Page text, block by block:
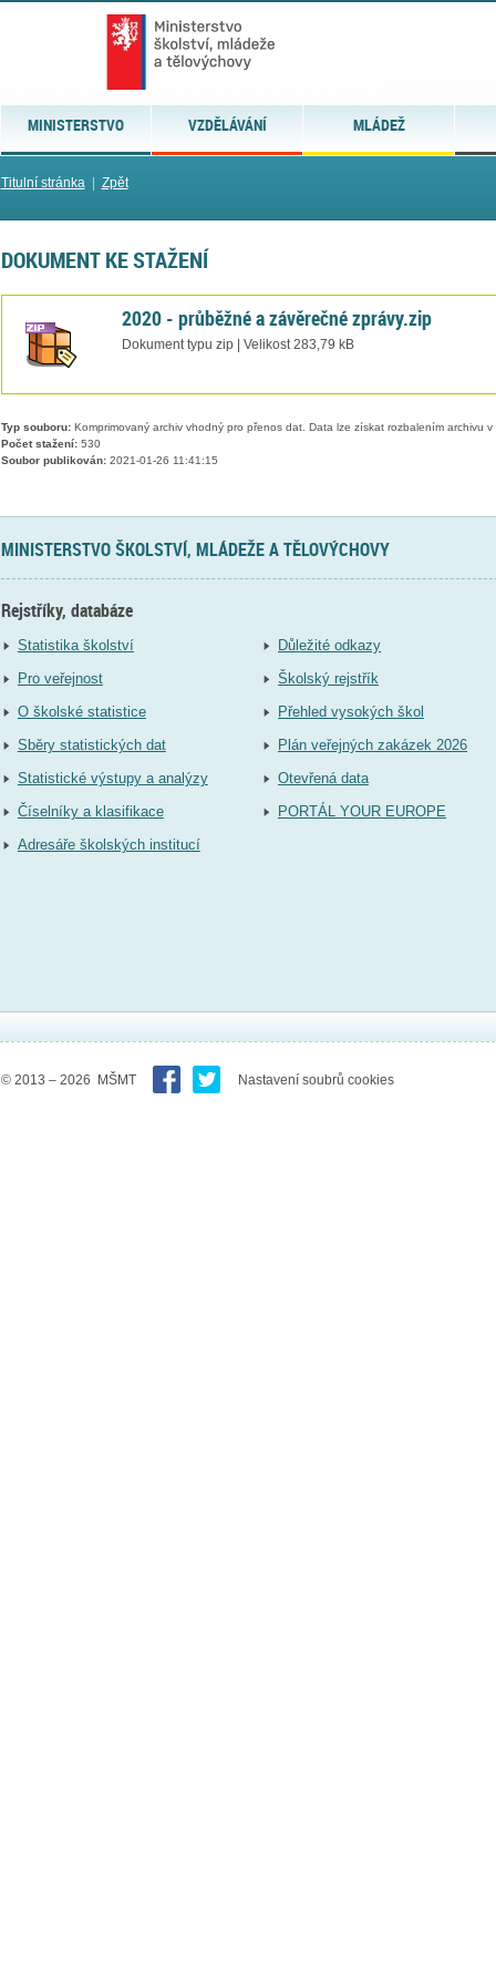
MINISTERSTVO VZDĚLÁVÁNÍ MLÁDEŽ
Titulní stránka| Zpět
DOKUMENT KE STAŽENÍ
2020 - průběžné a závěrečné zprávy.zip
Dokument typu zip | Velikost 283,79 kB
Typ souboru:Komprimovaný archiv vhodný pro přenos dat. Data lze získat rozbalením archivu
Počet stažení:530
Soubor publikován:2021-01-26 11:41:15
MINISTERSTVO ŠKOLSTVÍ, MLÁDEŽE A TĚLOVÝCHOVY
Rejstříky, databáze
Statistika školství
Pro veřejnost
O školské statistice
Sběry statistických dat
Statistické výstupy a analýzy
Číselníky a klasifikace
Adresáře školských institucí
Důležité odkazy
Školský rejstřík
Přehled vysokých škol
Plán veřejných zakázek 2026
Otevřená data
PORTÁL YOUR EUROPE
© 2013 – 2026 MŠMT Nastavení soubrů cookies